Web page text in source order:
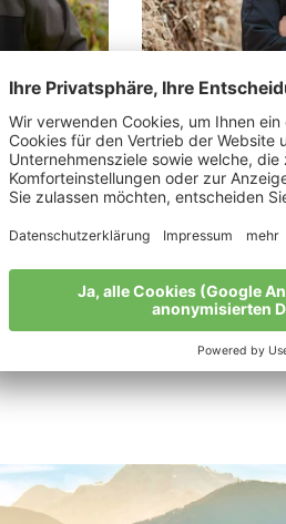
Thomann
„Bio ist ein
Natur.“
Meine Geschichte
Alle Bio-